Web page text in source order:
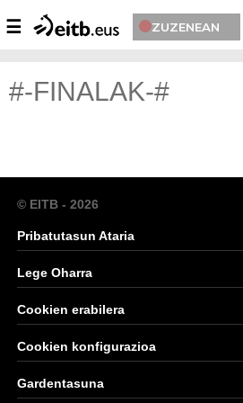
☰ ZUZENEAN
#-FINALAK-#
© EITB - 2026
Pribatutasun Ataria
Lege Oharra
Cookien erabilera
Cookien konfigurazioa
Gardentasuna